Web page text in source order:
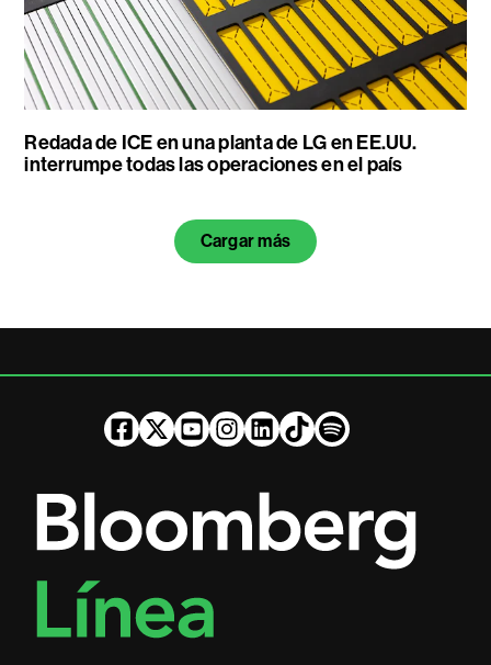
Redada de ICE en una planta de LG en EE.UU.
interrumpe todas las operaciones en el país
Cargar más